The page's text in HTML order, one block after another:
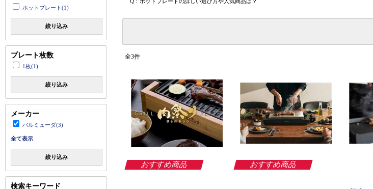
ホットプレート(1)
絞り込み
プレート枚数
1枚(1)
絞り込み
メーカー
バルミューダ(3)
全て表示
絞り込み
検索キーワード
全3件
おすすめ商品 おすすめ商品